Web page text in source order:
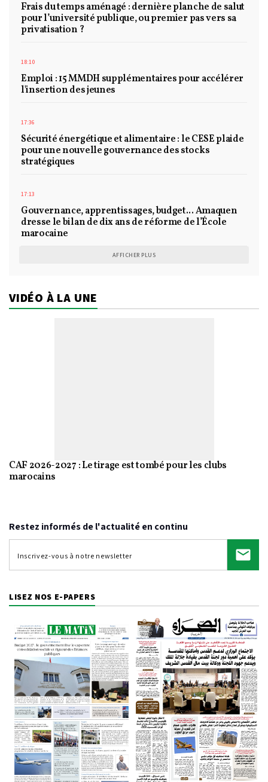
Frais du temps aménagé : dernière planche de salut
pour l’université publique, ou premier pas vers sa
privatisation ?
18:10
Emploi : 15 MMDH supplémentaires pour accélérer
l'insertion des jeunes
17:36
Sécurité énergétique et alimentaire : le CESE plaide
pour une nouvelle gouvernance des stocks
stratégiques
17:13
Gouvernance, apprentissages, budget... Amaquen
dresse le bilan de dix ans de réforme de l’École
marocaine
AFFICHER PLUS
VIDÉO À LA UNE
CAF 2026-2027 : Le tirage est tombé pour les clubs
marocains
Restez informés de l'actualité en continu
LISEZ NOS E-PAPERS